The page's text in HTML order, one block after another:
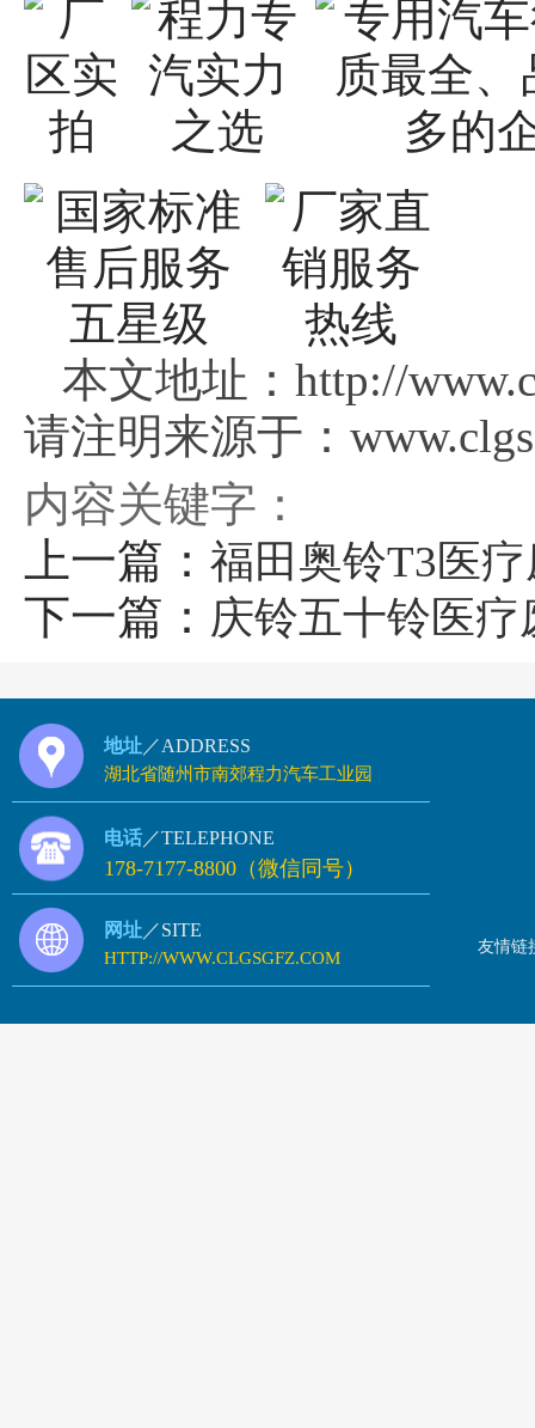
本文地址：http://
请注明来源于：
内容关键字：
上一篇： 福田奥铃T3医
下一篇： 庆铃五十铃医
地址 ／ADDRESS
湖北省随州市南郊程力汽车工业园
电话 ／TELEPHONE
178-7177-8800（微信同号）
网址 ／SITE
HTTP://WWW.CLGSGFZ.COM
友情链